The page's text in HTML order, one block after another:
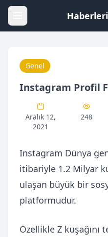
Genel
Instagram Profil
Aralık 12,
2021
248
Instagram Dünya
itibariyle 1.2 Milyar
ulaşan büyük bir
platformudur.
Özellikle Z kuşağını